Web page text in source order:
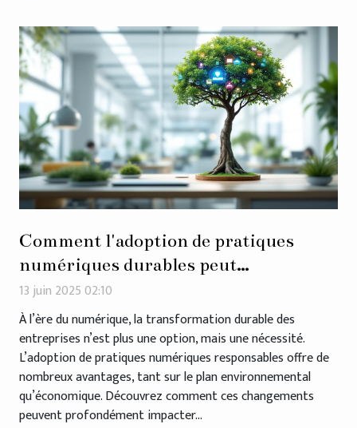
Comment l'adoption de pratiques
numériques durables peut
transformer une entreprise
13 juin 2025 02:10
À l’ère du numérique, la transformation durable des
entreprises n’est plus une option, mais une nécessité.
L’adoption de pratiques numériques responsables offre de
nombreux avantages, tant sur le plan environnemental
qu’économique. Découvrez comment ces changements
peuvent profondément impacter...